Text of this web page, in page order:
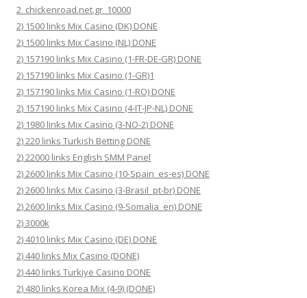
2_chickenroad.net.gr_10000
2) 1500 links Mix Casino (DK) DONE
2) 1500 links Mix Casino (NL) DONE
2) 157190 links Mix Casino (1-FR-DE-GR) DONE
2) 157190 links Mix Casino (1-GR)1
2) 157190 links Mix Casino (1-RO) DONE
2) 157190 links Mix Casino (4-IT-JP-NL) DONE
2) 1980 links Mix Casino (3-NO-2) DONE
2) 220 links Turkish Betting DONE
2) 22000 links English SMM Panel
2) 2600 links Mix Casino (10-Spain_es-es) DONE
2) 2600 links Mix Casino (3-Brasil_pt-br) DONE
2) 2600 links Mix Casino (9-Somalia_en) DONE
2) 3000k
2) 4010 links Mix Casino (DE) DONE
2) 440 links Mix Casino (DONE)
2) 440 links Turkiye Casino DONE
2) 480 links Korea Mix (4-9) (DONE)